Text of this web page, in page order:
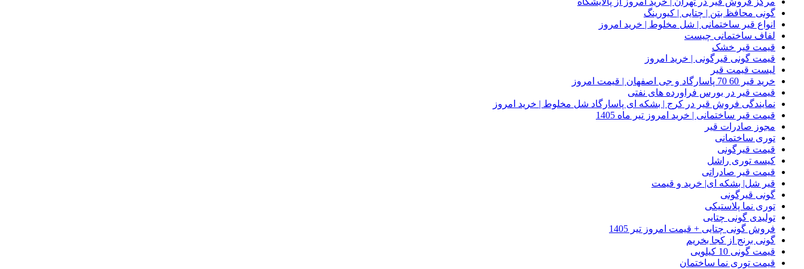
گونی محافظ بتن | چتایی | کیورینگ
انواع قیر ساختمانی | شل مخلوط | خرید امروز
لفاف ساختمانی چیست
قیمت قیر خشک
قیمت گونی قیرگونی | خرید امروز
لیست قیمت قیر
خرید قیر 60 70 پاسارگاد و جی اصفهان | قیمت امروز
قیمت قیر در بورس فراورده های نفتی
نمایندگی فروش قیر در کرج | بشکه ای پاسارگاد شل مخلوط | خرید امروز
قیمت قیر ساختمانی | خرید امروز تیر ماه 1405
مجوز صادرات قیر
توری ساختمانی
قیمت قیرگونی
کیسه توری راشل
قیمت قیر صادراتی
قیر شل| بشکه ای| خرید و قیمت
گونی قیرگونی
توری نما پلاستیکی
تولیدی گونی چتایی
فروش گونی چتایی + قیمت امروز تیر 1405
گونی برنج از کجا بخریم
قیمت گونی 10 کیلویی
قیمت توری نما ساختمان